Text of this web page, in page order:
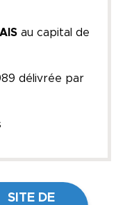
au capital de
délivrée par
SITE DE